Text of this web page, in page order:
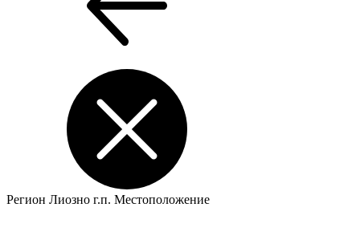
Регион Лиозно г.п. Местоположение